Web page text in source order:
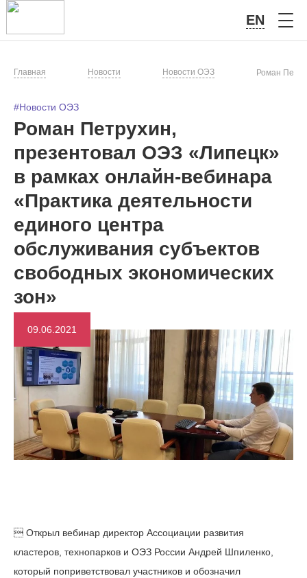
EN
Главная Новости Новости ОЭЗ Роман
#Новости ОЭЗ
Роман Петрухин,
презентовал ОЭЗ «Липецк»
в рамках онлайн-вебинара
«Практика деятельности
единого центра
обслуживания субъектов
свободных экономических
зон»
09.06.2021
 Открыл вебинар директор Ассоциации развития
кластеров, технопарков и ОЭЗ России Андрей Шпиленко,
который поприветствовал участников и обозначил